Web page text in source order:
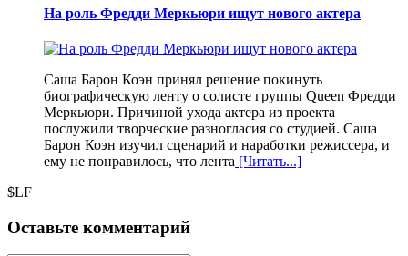
На роль Фредди Меркьюри ищут нового актера
Саша Барон Коэн принял решение покинуть
биографическую ленту о солисте группы Queen Фредди
Меркьюри. Причиной ухода актера из проекта
послужили творческие разногласия со студией. Саша
Барон Коэн изучил сценарий и наработки режиссера, и
ему не понравилось, что лента [Читать...]
$LF
Оставьте комментарий